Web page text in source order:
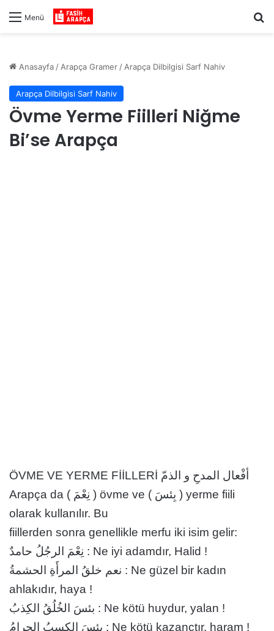
Menü
Anasayfa / Arapça Gramer / Arapça Dilbilgisi Sarf Nahiv
Arapça Dilbilgisi Sarf Nahiv
Övme Yerme Fiilleri Niğme
Bi’se Arapça
ÖVME VE YERME FİİLLERİ أفْعال المدحِ و الذمّ
Arapça da ( نِعْمَ ) övme ve ( بِئسَ ) yerme fiili
olarak kullanılır. Bu
fiillerden sonra genellikle merfu iki isim gelir:
نِعْمَ الرجُلُ حامدٌ : Ne iyi adamdır, Halid !
نعم خلقُ المرأَةِ الحشمةُ : Ne güzel bir kadın
ahlakıdır, haya !
بئسَ الخُلُقُ الكِذبُ : Ne kötü huydur, yalan !
بئسَ الكسبُ الحرامُ : Ne kötü kazançtır, haram !